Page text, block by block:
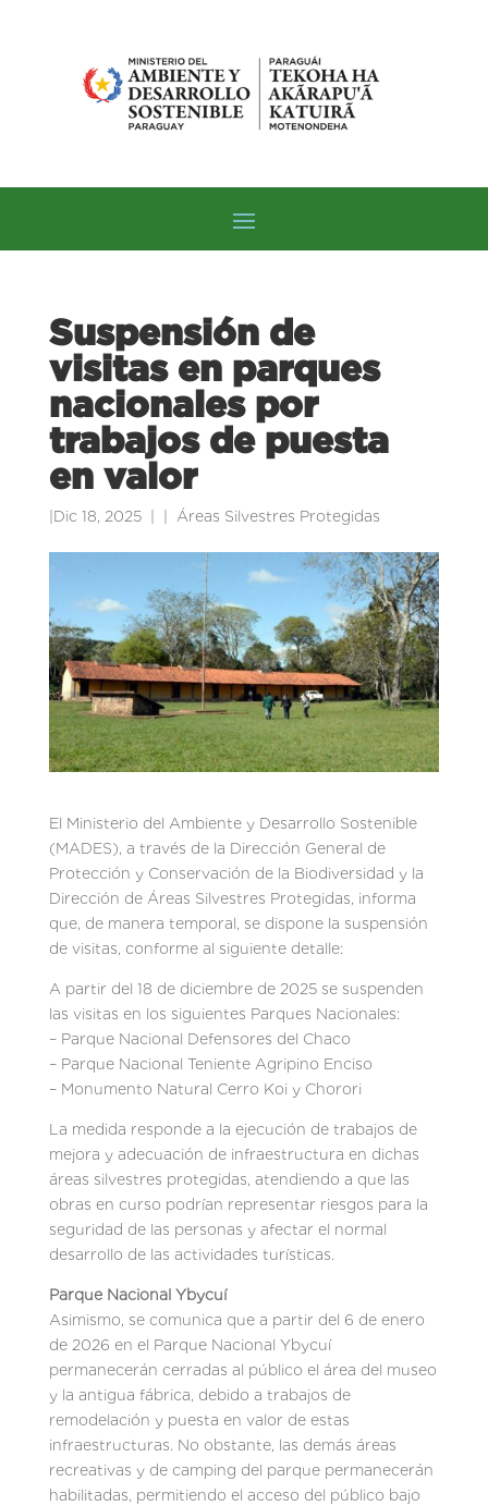
Suspensión de
visitas en parques
nacionales por
trabajos de puesta
en valor
Dic 18, 2025 Áreas Silvestres Protegidas
El Ministerio del Ambiente y Desarrollo Sostenible
(MADES), a través de la Dirección General de
Protección y Conservación de la Biodiversidad y la
Dirección de Áreas Silvestres Protegidas, informa
que, de manera temporal, se dispone la suspensión
de visitas, conforme al siguiente detalle:
A partir del 18 de diciembre de 2025 se suspenden
las visitas en los siguientes Parques Nacionales:
– Parque Nacional Defensores del Chaco
– Parque Nacional Teniente Agripino Enciso
– Monumento Natural Cerro Koi y Chorori
La medida responde a la ejecución de trabajos de
mejora y adecuación de infraestructura en dichas
áreas silvestres protegidas, atendiendo a que las
obras en curso podrían representar riesgos para la
seguridad de las personas y afectar el normal
desarrollo de las actividades turísticas.
Parque Nacional Ybycuí
Asimismo, se comunica que a partir del 6 de enero
de 2026 en el Parque Nacional Ybycuí
permanecerán cerradas al público el área del museo
y la antigua fábrica, debido a trabajos de
remodelación y puesta en valor de estas
infraestructuras. No obstante, las demás áreas
recreativas y de camping del parque permanecerán
habilitadas, permitiendo el acceso del público bajo